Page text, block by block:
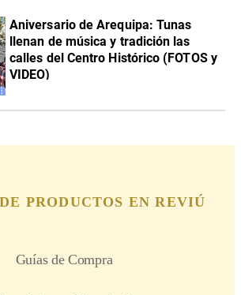
Aniversario de Arequipa: Tunas
llenan de música y tradición las
calles del Centro Histórico (FOTOS y
VIDEO)